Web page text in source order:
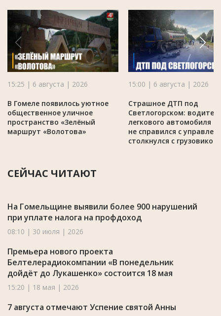
15:25 | 6 августа | 2026
В Гомеле появилось уютное
общественное уличное
пространство «Зелёный
маршрут «Волотова»
15:00 | 6 августа | 2026
Страшное ДТП под
Светлогорском:
легкового автомобиля
не справился с
столкнулся с
СЕЙЧАС ЧИТАЮТ
На Гомельщине выявили более 900 нарушений
при уплате налога на профдоход
08:10 | 30 июля | 2026
Премьера нового проекта
Белтелерадиокомпании «В понедельник
дойдёт до Лукашенко» состоится 18 мая
15:20 | 18 мая | 2026
7 августа отмечают Успение святой Анны